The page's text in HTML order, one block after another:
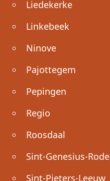
Liedekerke
Linkebeek
Ninove
Pajottegem
Pepingen
Regio
Roosdaal
Sint-Genesius-Rode
Sint-Pieters-Leeuw